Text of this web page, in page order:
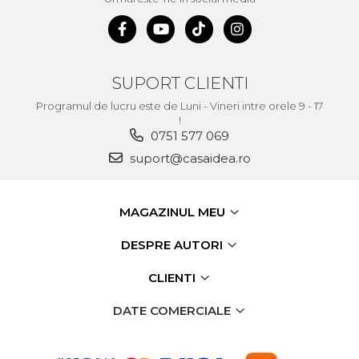
Unelte de Zugravit
Roata de Masurat
Banc de lucru – tamplarie
Capsator Manual
SUPORT CLIENTI
Programul de lucru este de Luni - Vineri intre orele 9 - 17
!
0751 577 069
suport@casaidea.ro
MAGAZINUL MEU
DESPRE AUTORI
CLIENTI
DATE COMERCIALE